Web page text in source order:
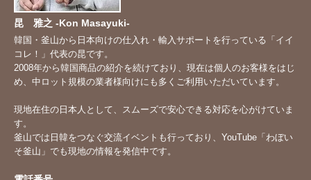
昆 雅之 -Kon Masayuki-
韓国・釜山から日本向けの仕入れ・輸入サポートを行っている「イイ
コレ！」代表の昆です。
2008年から韓国商品の紹介を続けており、現在は個人のお客様をはじ
め、中ロット規模の業者様向けにも多くご利用いただいています。
現地在住の日本人として、スムーズで安心できる対応を心がけていま
す。
釜山では日韓をつなぐ交流イベントも行っており、YouTube「 わぼい
そ釜山 」でも現地の情報を発信中です。